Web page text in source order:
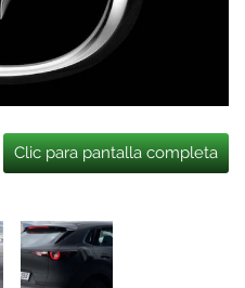
Clic para pantalla completa